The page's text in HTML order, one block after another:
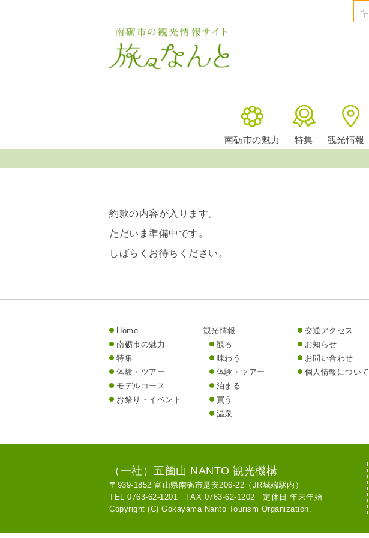
南砺市の魅力 特集 観光情報
約款の内容が入ります。
ただいま準備中です。
しばらくお待ちください。
Home
南砺市の魅力
特集
体験・ツアー
モデルコース
お祭り・イベント
観光情報
観る
味わう
体験・ツアー
泊まる
買う
温泉
交通アクセス
お知らせ
お問い合わせ
個人情報について
（一社）五箇山 NANTO 観光機構
〒939-1852 富山県南砺市是安206-22（JR城端駅内）
TEL 0763-62-1201 FAX 0763-62-1202 定休日 年末年始
Copyright (C) Gokayama Nanto Tourism Organization.